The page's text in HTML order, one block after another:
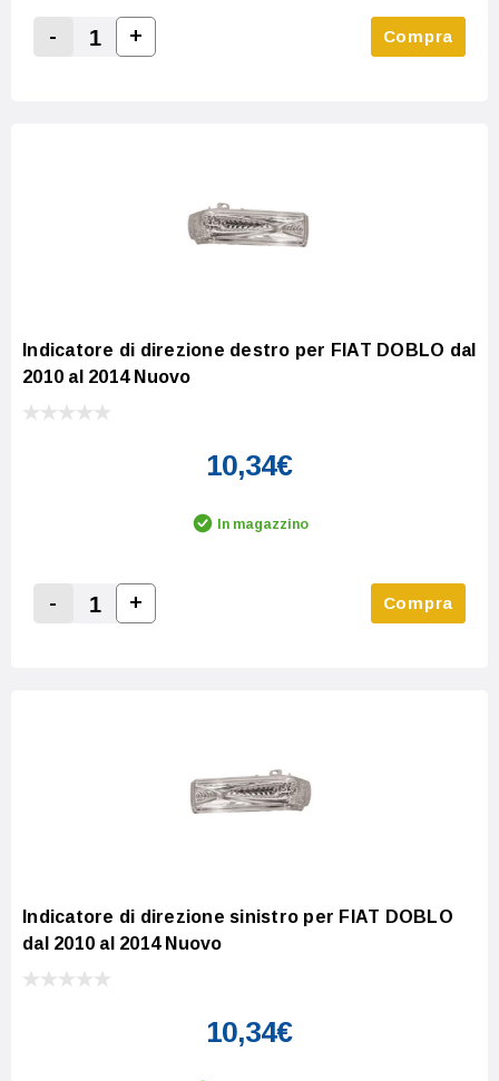
Decrease Quantity:
-
Increase Quantity:
+ Compra
Indicatore di direzione destro per FIAT DOBLO dal
2010 al 2014 Nuovo
10,34€
In magazzino
Decrease Quantity:
-
Increase Quantity:
+ Compra
Indicatore di direzione sinistro per FIAT DOBLO
dal 2010 al 2014 Nuovo
10,34€